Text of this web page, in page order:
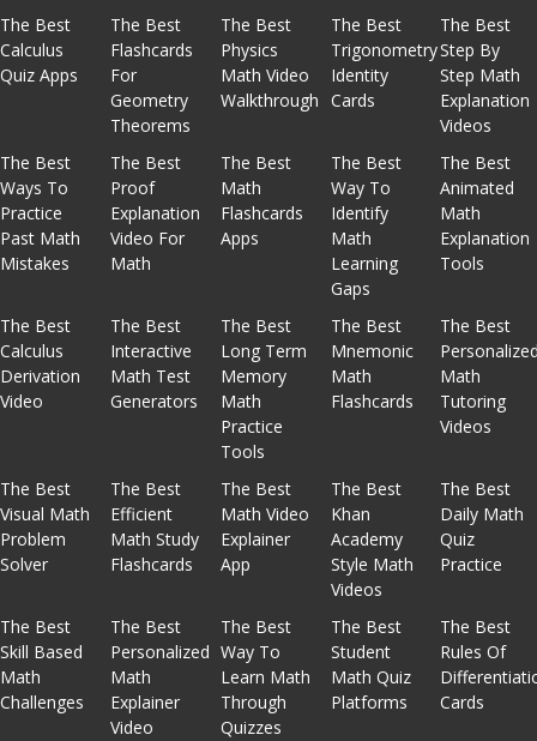
The Best
Calculus
Quiz Apps
The Best
Flashcards
For
Geometry
Theorems
The Best
Physics
Math Video
Walkthrough
The Best
Trigonometry
Identity
Cards
The Best
Step By
Step Math
Explanation
Videos
The Best
Ways To
Practice
Past Math
Mistakes
The Best
Proof
Explanation
Video For
Math
The Best
Math
Flashcards
Apps
The Best
Way To
Identify
Math
Learning
Gaps
The Best
Animated
Math
Explanation
Tools
The Best
Calculus
Derivation
Video
The Best
Interactive
Math Test
Generators
The Best
Long Term
Memory
Math
Practice
Tools
The Best
Mnemonic
Math
Flashcards
The Best
Math
Tutoring
Videos
The Best
Visual Math
Problem
Solver
The Best
Efficient
Math Study
Flashcards
The Best
Math Video
Explainer
App
The Best
Khan
Academy
Style Math
Videos
The Best
Daily Math
Quiz
Practice
The Best
Skill Based
Math
Challenges
The Best
Personalized
Math
Explainer
Video
The Best
Way To
Learn Math
Through
Quizzes
The Best
Student
Math Quiz
Platforms
The Best
Rules Of
Cards